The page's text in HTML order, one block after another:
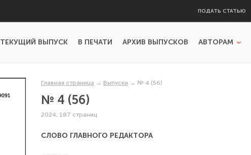
ПОДАТЬ СТАТЬЮ
ТЕКУЩИЙ ВЫПУСК В ПЕЧАТИ АРХИВ ВЫПУСКОВ АВТОРАМ
Главная страница → Выпуски → № 4 (56)
№ 4 (56)
2024, 187 страниц
СЛОВО ГЛАВНОГО РЕДАКТОРА